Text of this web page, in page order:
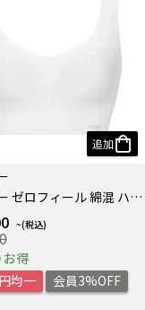
追加
スロギー ゼロフィール 綿混 ハーフトップ
お得
均一
会員3%OFF